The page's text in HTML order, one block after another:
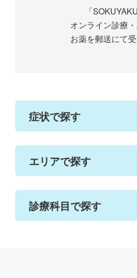
「
オンライン診療
お薬を郵送にて
症状で探す
エリアで探す
診療科目で探す